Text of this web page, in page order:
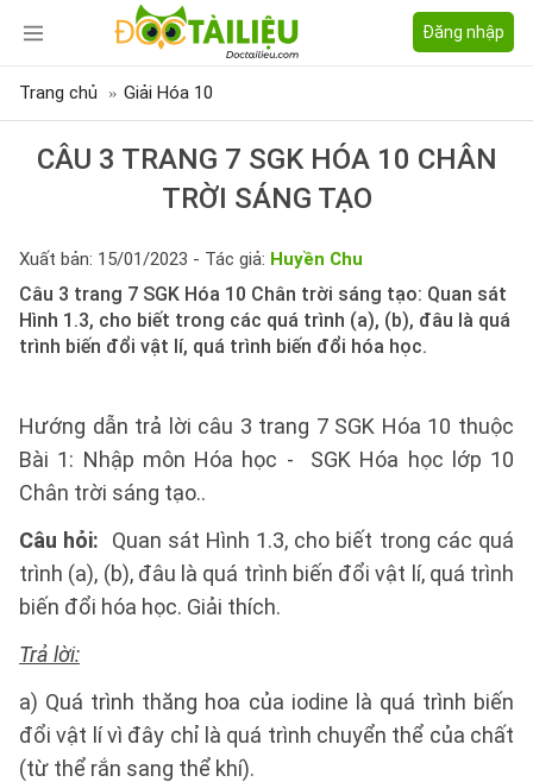
Đăng nhập
Trang chủ Giải Hóa 10
CÂU 3 TRANG 7 SGK HÓA 10 CHÂN
TRỜI SÁNG TẠO
Xuất bản: 15/01/2023 - Tác giả: Huyền Chu
Câu 3 trang 7 SGK Hóa 10 Chân trời sáng tạo: Quan sát
Hình 1.3, cho biết trong các quá trình (a), (b), đâu là quá
trình biến đổi vật lí, quá trình biến đổi hóa học.
Hướng dẫn trả lời câu 3 trang 7 SGK Hóa 10 thuộc
Bài 1: Nhập môn Hóa học - SGK Hóa học lớp 10
Chân trời sáng tạo..
Câu hỏi:
Quan sát Hình 1.3, cho biết trong các quá
trình (a), (b), đâu là quá trình biến đổi vật lí, quá trình
biến đổi hóa học. Giải thích.
Trả lời:
a) Quá trình thăng hoa của iodine là quá trình biến
đổi vật lí vì đây chỉ là quá trình chuyển thể của chất
(từ thể rắn sang thể khí).